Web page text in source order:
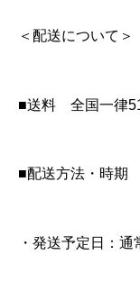
0
個
＜配送について＞
■送料 全国一律
■配送方法・時期
・発送予定日：通